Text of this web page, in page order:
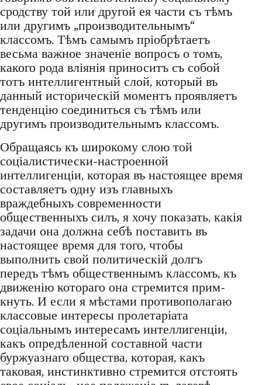
сродству той или другой ея части съ тѣмъ
или другимъ „производительнымъ“
классомъ. Тѣмъ самымъ пріобрѣтаетъ
весьма важное значеніе вопросъ о томъ,
какого рода вліянія приноситъ съ собой
тотъ интеллигентный слой, который въ
данный историческій моментъ проявляетъ
тенденцію соединиться съ тѣмъ или
другимъ производительнымъ классомъ.
Обращаясь къ широкому слою той
соціалистически-настроенной
интеллигенціи, которая въ настоящее время
составляетъ одну изъ главныхъ
враждебныхъ современности
общественныхъ силъ, я хочу показать, какія
задачи она должна себѣ поставить въ
настоящее время для того, чтобы
выполнить свой политическій долгъ
передъ тѣмъ общественнымъ классомъ, къ
движенію котораго она стремится прим-
кнуть. И если я мѣстами противополагаю
классовые интересы пролетаріата
соціальнымъ интересамъ интеллигенціи,
какъ опредѣленной составной части
буржуазнаго общества, которая, какъ
таковая, инстинктивно стремится отстоять